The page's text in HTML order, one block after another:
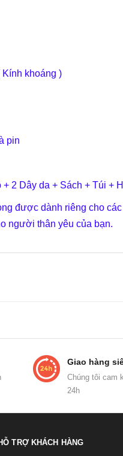
khoáng )
pin
2 Dây da + Sách + Túi +
được dành riêng cho
người thân yêu của bạn.
Giao hàng
Chúng tôi cam
24h
TRỢ KHÁCH HÀNG